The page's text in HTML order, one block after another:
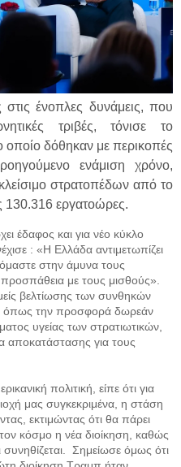
στις ένοπλες δυνάμεις, που
τριβές, τόνισε το
δόθηκαν με περικοπές
ενάμιση χρόνο,
στρατοπέδων από το
130.316 εργατοώρες.
έδαφος και για νέο κύκλο
: «Η Ελλάδα αντιμετωπίζει
στην άμυνα τους
με τους μισθούς».
βελτίωσης των συνθηκών
όπως την προσφορά δωρεάν
υγείας των στρατιωτικών,
αποκατάστασης για τους
πολιτική, είπε ότι για
μας συγκεκριμένα, η στάση
εκτιμώντας ότι θα πάρει
τον κόσμο η νέα διοίκηση, καθώς
συνηθίζεται. Σημείωσε όμως ότι